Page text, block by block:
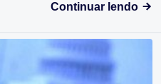
Continuar lendo